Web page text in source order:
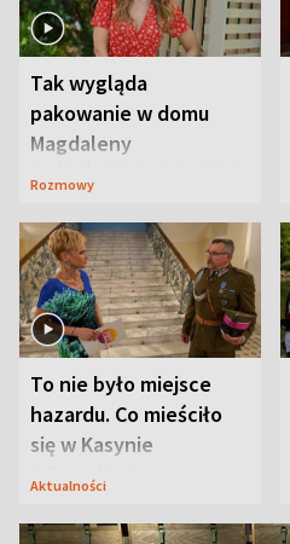
Tak wygląda
pakowanie w domu
Magdaleny
Waligórskiej-Lisieckiej.
Rozmowy
To nie było miejsce
hazardu. Co mieściło
się w Kasynie
Oficerskim?
Aktualności